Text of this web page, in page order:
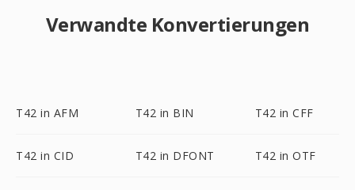
Verwandte Konvertierungen
T42 in AFM T42 in BIN T42 in CFF
T42 in CID T42 in DFONT T42 in OTF